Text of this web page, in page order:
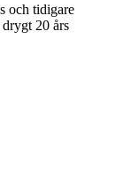
och tidigare
20 års